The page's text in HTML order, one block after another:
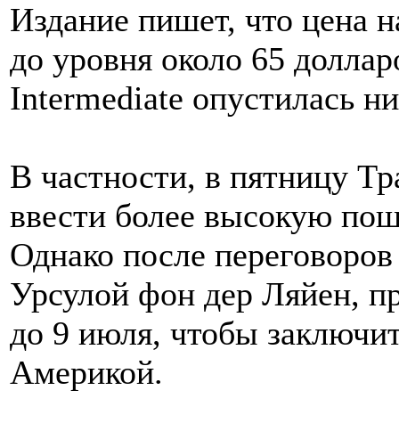
Издание пишет, что цена
до уровня около 65
Intermediate опустилась
В частности, в пятницу
ввести более высокую
Однако после
Урсулой фон дер Ляйен,
до 9 июля, чтобы
Америкой.